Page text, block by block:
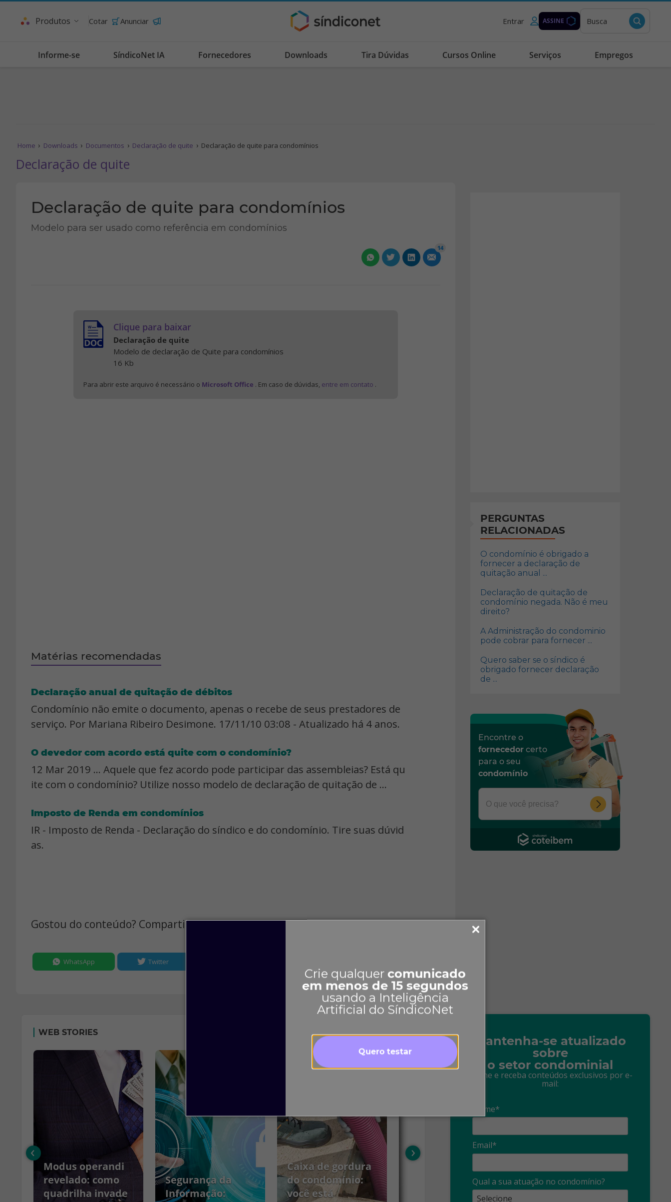
Crie qualquer comunicado
em menos de 15 segundos
usando a Inteligência
Artificial do SíndicoNet
Quero testar
Produtos Cotar Anunciar Entrar ASSINE Busca
Informe-se SíndicoNet IA Fornecedores Downloads Tira Dúvidas Cursos Online Serviços Empregos
Home Downloads Documentos Declaração de quite Declaração de quite para condomínios
Declaração de quite
Declaração de quite para condomínios
Modelo para ser usado como referência em condomínios
14
Clique para baixar
Declaração de quite
Modelo de declaração de Quite para condomínios
16 Kb
Para abrir este arquivo é necessário o Microsoft Office . Em caso de dúvidas, entre em contato .
Matérias recomendadas
Declaração anual de quitação de débitos
Condomínio não emite o documento, apenas o recebe de seus prestadores de
serviço. Por Mariana Ribeiro Desimone. 17/11/10 03:08 - Atualizado há 4 anos.
O devedor com acordo está quite com o condomínio?
12 Mar 2019 ... Aquele que fez acordo pode participar das assembleias? Está qu
ite com o condomínio? Utilize nosso modelo de declaração de quitação de ...
Imposto de Renda em condomínios
IR - Imposto de Renda - Declaração do síndico e do condomínio. Tire suas dúvid
as.
Gostou do conteúdo? Compartilhe:
WhatsApp Twitter
PERGUNTAS
RELACIONADAS
O condomínio é obrigado a
fornecer a declaração de
quitação anual ...
Declaração de quitação de
condomínio negada. Não é meu
direito?
A Administração do condominio
pode cobrar para fornecer ...
Quero saber se o síndico é
obrigado fornecer declaração
de ...
Encontre o
fornecedor certo
para o seu
condomínio
WEB STORIES Ver mais
Modus operandi
revelado: como
quadrilha invade
Segurança da
Informação:
Caixa de gordura
do condomínio:
você está
profissional:
cuidado com as
‹ ›
Mantenha-se atualizado
sobre
o setor condominial
Assine e receba conteúdos exclusivos por e-
mail:
Nome*
Email*
Qual a sua atuação no condomínio?